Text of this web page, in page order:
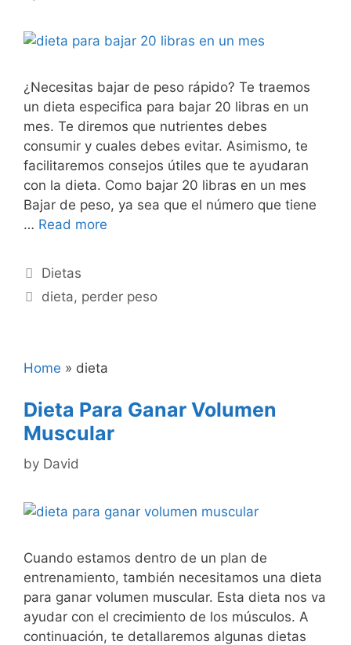
¿Necesitas bajar de peso rápido? Te traemos
un dieta especifica para bajar 20 libras en un
mes. Te diremos que nutrientes debes
consumir y cuales debes evitar. Asimismo, te
facilitaremos consejos útiles que te ayudaran
con la dieta. Como bajar 20 libras en un mes
Bajar de peso, ya sea que el número que tiene
… Read more
Categories
Dietas
Tags
dieta, perder peso
Home » dieta
Dieta Para Ganar Volumen
Muscular
by David
Cuando estamos dentro de un plan de
entrenamiento, también necesitamos una dieta
para ganar volumen muscular. Esta dieta nos va
ayudar con el crecimiento de los músculos. A
continuación, te detallaremos algunas dietas